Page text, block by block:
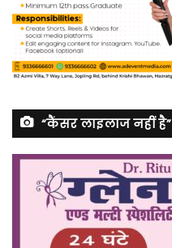
“कैंसर लाइलाज नहीं है”